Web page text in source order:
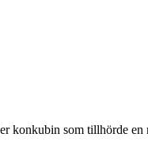
som tillhörde